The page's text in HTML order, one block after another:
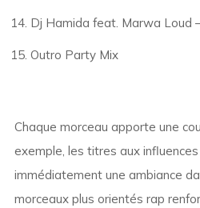
Dj Hamida feat. Marwa Loud
Outro Party Mix
Chaque morceau apporte une
exemple, les titres aux
immédiatement une ambiance
morceaux plus orientés rap